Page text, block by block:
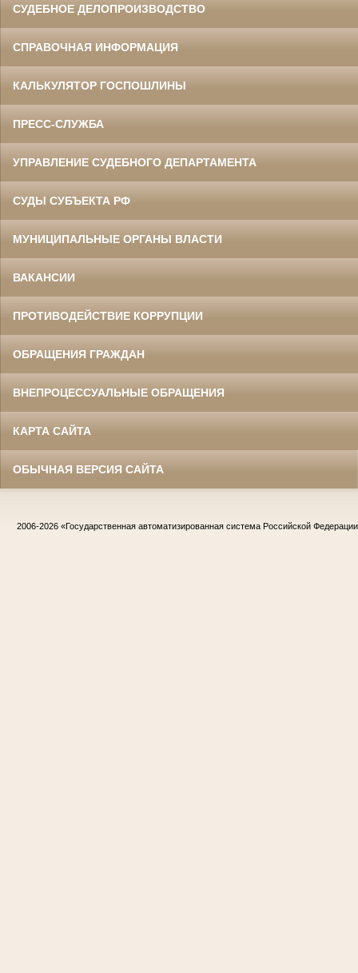
СУДЕБНОЕ ДЕЛОПРОИЗВОДСТВО
СПРАВОЧНАЯ ИНФОРМАЦИЯ
КАЛЬКУЛЯТОР ГОСПОШЛИНЫ
ПРЕСС-СЛУЖБА
УПРАВЛЕНИЕ СУДЕБНОГО ДЕПАРТАМЕНТА
СУДЫ СУБЪЕКТА РФ
МУНИЦИПАЛЬНЫЕ ОРГАНЫ ВЛАСТИ
ВАКАНСИИ
ПРОТИВОДЕЙСТВИЕ КОРРУПЦИИ
ОБРАЩЕНИЯ ГРАЖДАН
ВНЕПРОЦЕССУАЛЬНЫЕ ОБРАЩЕНИЯ
КАРТА САЙТА
ОБЫЧНАЯ ВЕРСИЯ САЙТА
2006-2026 «Государственная автоматизированная система Российской